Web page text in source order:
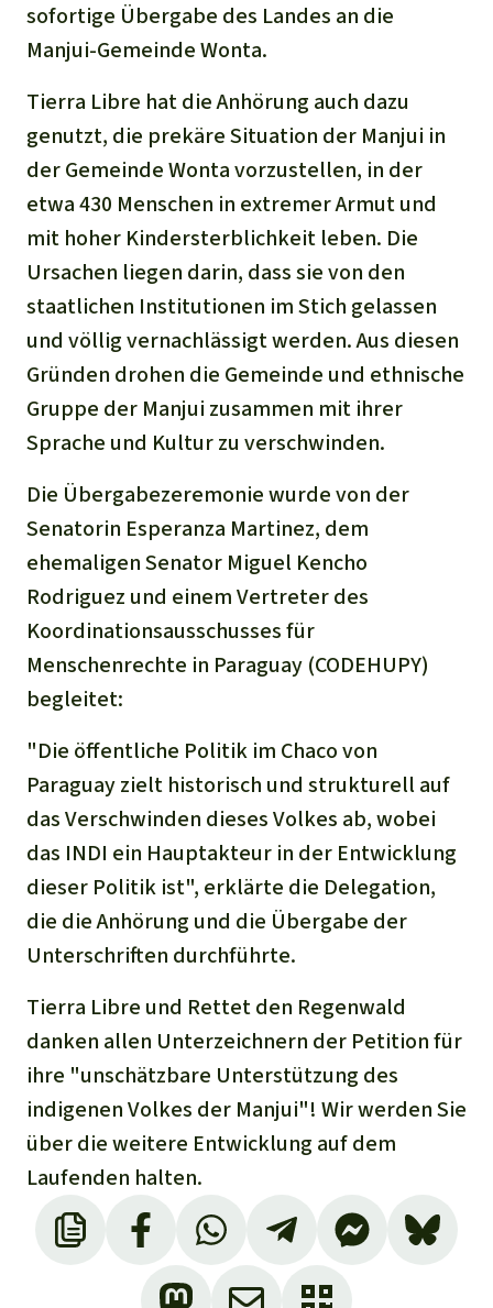
sofortige Übergabe des Landes an die
Manjui-Gemeinde Wonta.
Tierra Libre hat die Anhörung auch dazu
genutzt, die prekäre Situation der Manjui in
der Gemeinde Wonta vorzustellen, in der
etwa 430 Menschen in extremer Armut und
mit hoher Kindersterblichkeit leben. Die
Ursachen liegen darin, dass sie von den
staatlichen Institutionen im Stich gelassen
und völlig vernachlässigt werden. Aus diesen
Gründen drohen die Gemeinde und ethnische
Gruppe der Manjui zusammen mit ihrer
Sprache und Kultur zu verschwinden.
Die Übergabezeremonie wurde von der
Senatorin Esperanza Martinez, dem
ehemaligen Senator Miguel Kencho
Rodriguez und einem Vertreter des
Koordinationsausschusses für
Menschenrechte in Paraguay (CODEHUPY)
begleitet:
"Die öffentliche Politik im Chaco von
Paraguay zielt historisch und strukturell auf
das Verschwinden dieses Volkes ab, wobei
das INDI ein Hauptakteur in der Entwicklung
dieser Politik ist", erklärte die Delegation,
die die Anhörung und die Übergabe der
Unterschriften durchführte.
Tierra Libre und Rettet den Regenwald
danken allen Unterzeichnern der Petition für
ihre "unschätzbare Unterstützung des
indigenen Volkes der Manjui"! Wir werden Sie
über die weitere Entwicklung auf dem
Laufenden halten.